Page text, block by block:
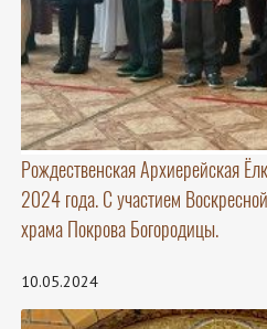
Рождественская Архиерейская
2024 года. С участием
храма Покрова Богородицы.
10.05.2024